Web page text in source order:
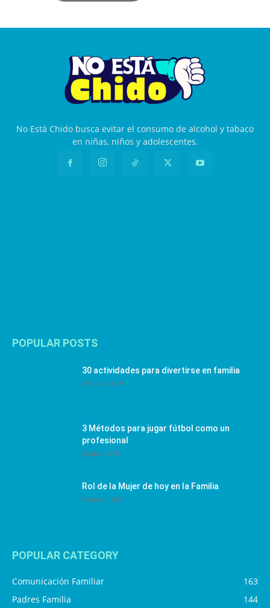
No Está Chido busca evitar el consumo de alcohol y tabaco
en niñas, niños y adolescentes.
POPULAR POSTS
30 actividades para divertirse en familia
25 julio, 2019
3 Métodos para jugar fútbol como un
profesional
4 julio, 2019
Rol de la Mujer de hoy en la Familia
9 marzo, 2021
POPULAR CATEGORY
Comunicación Familiar
163
Padres Familia
144